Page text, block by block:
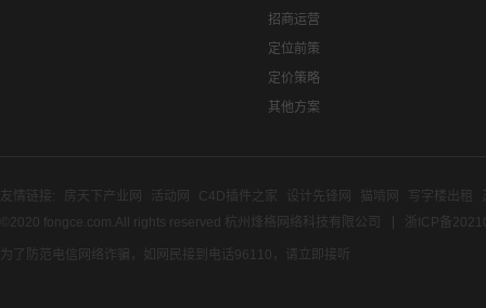
招商运营
定位前策
定价策略
其他方案
友情链接: 房天下产业网 活动网 C4D插件之家 设计先锋网 猫啃网 写字楼出租
©2020 fongce.com.All rights reserved 杭州烽格网络科技有限公司
浙ICP备
为了防范电信网络诈骗，如网民接到电话96110，请立即接听